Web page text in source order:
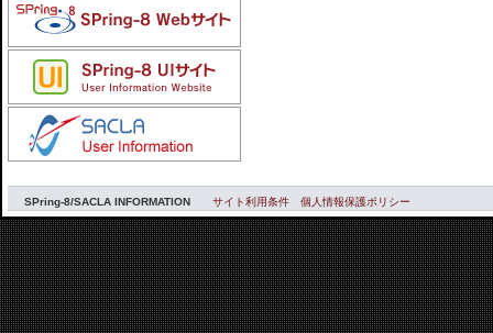
SPring-8/SACLA INFORMATION サイト利用条件 個人情報保護ポリシー